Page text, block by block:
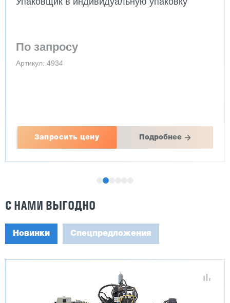
По запросу
Артикул: 4934
Запросить цену Подробнее
С НАМИ ВЫГОДНО
Новинки Спецпредложения